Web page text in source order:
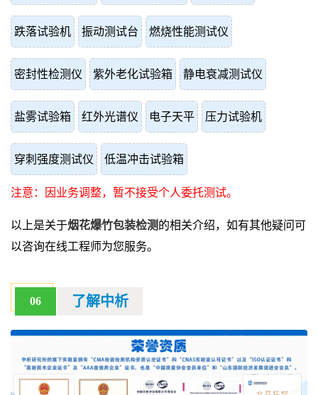
跌落试验机 振动测试台 燃烧性能测试仪
密封性检测仪 紫外老化试验箱 静电衰减测试仪
盐雾试验箱 红外光谱仪 电子天平 压力试验机
穿刺强度测试仪 低温冲击试验箱
注意：因业务调整，暂不接受个人委托测试。
以上是关于烟花爆竹包装检测 的相关介绍，如有其他疑问可
以咨询在线工程师为您服务。
06 了解中析